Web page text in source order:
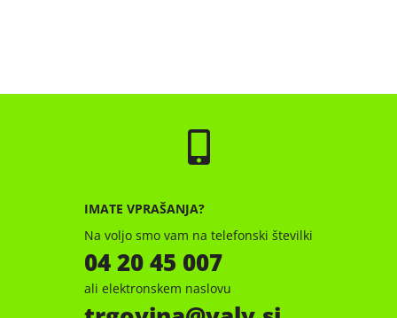
IMATE VPRAŠANJA?
Na voljo smo vam na telefonski številki
04 20 45 007
ali elektronskem naslovu